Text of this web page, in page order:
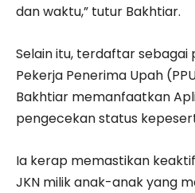
dan waktu,” tutur Bakhtiar.
Selain itu, terdaftar
Pekerja Penerima Upah
Bakhtiar memanfaatkan
pengecekan status
Ia kerap memastikan
JKN milik anak-anak yang